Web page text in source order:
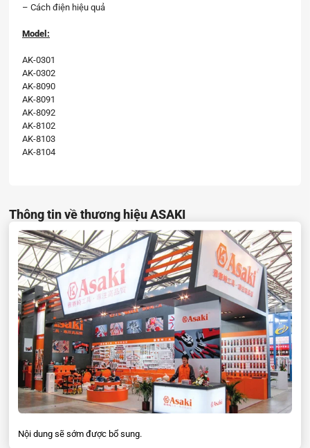
– Cách điện hiệu quả
Model:
AK-0301
AK-0302
AK-8090
AK-8091
AK-8092
AK-8102
AK-8103
AK-8104
Thông tin về thương hiệu ASAKI
Nội dung sẽ sớm được bổ sung.